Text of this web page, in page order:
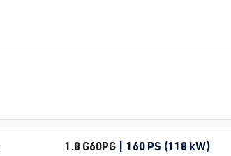
1.8 G60PG | 160 PS (118 kW)